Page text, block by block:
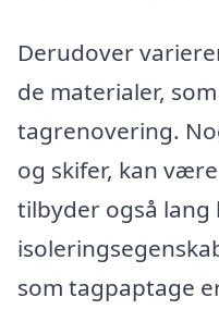
Derudover
de materialer,
tagrenovering.
og skifer, kan
tilbyder også lang
som tagpaptage